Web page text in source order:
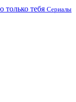
тебя Сериалы